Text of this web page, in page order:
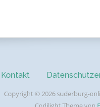
Copyright © 2026 suderburg-